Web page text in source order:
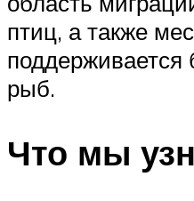
птиц, а также
поддерживается
рыб.
Что мы